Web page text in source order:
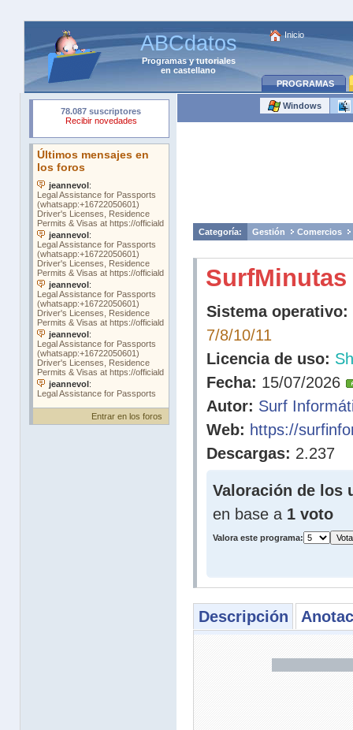
ABCdatos
Programasytutoriales
en castellano
Inicio
PROGRAMAS
Entrar en los foros
Windows
Categoría: Gestión Comercios
SurfMinutas
Sistema operativo:
7/8/10/11
Licencia de uso:
Fecha: 15/07/2026
Autor: Surf
Web: https://
Descargas: 2.237
Valoración de los
en base a 1 voto
Valora este programa:
Descripción